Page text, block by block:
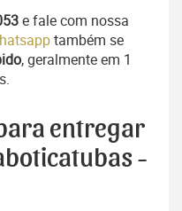
e fale com nossa
também se
, geralmente em 1
entregar
-